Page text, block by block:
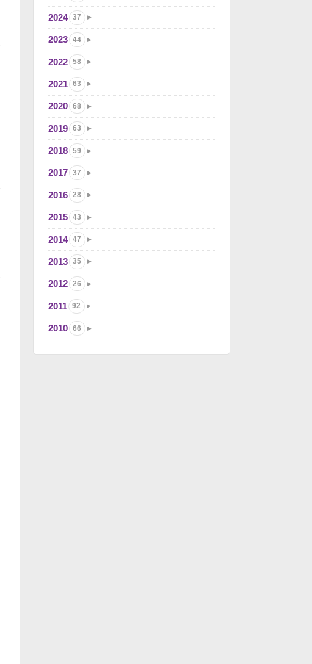
2024 37
2023 44
2022 58
2021 63
2020 68
2019 63
2018 59
2017 37
2016 28
2015 43
2014 47
2013 35
2012 26
2011 92
2010 66